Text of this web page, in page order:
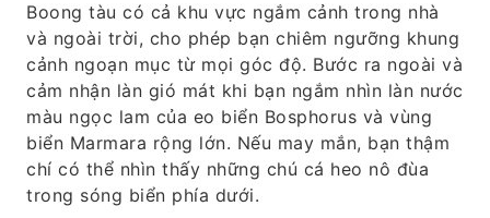
Boong tàu có cả khu vực ngắm cảnh trong nhà
và ngoài trời, cho phép bạn chiêm ngưỡng khung
cảnh ngoạn mục từ mọi góc độ. Bước ra ngoài và
cảm nhận làn gió mát khi bạn ngắm nhìn làn nước
màu ngọc lam của eo biển Bosphorus và vùng
biển Marmara rộng lớn. Nếu may mắn, bạn thậm
chí có thể nhìn thấy những chú cá heo nô đùa
trong sóng biển phía dưới.